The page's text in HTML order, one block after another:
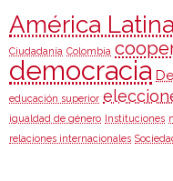
América Latina
Ciudadanía Colombia
democracia
educación superior
igualdad de género
Instituciones
relaciones internacionales